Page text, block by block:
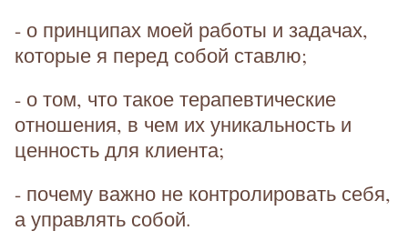
- о принципах моей работы и задачах,
которые я перед собой ставлю;
- о том, что такое терапевтические
отношения, в чем их уникальность и
ценность для клиента;
- почему важно не контролировать себя,
а управлять собой.